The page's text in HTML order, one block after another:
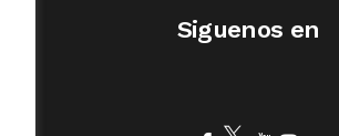
Siguenos en